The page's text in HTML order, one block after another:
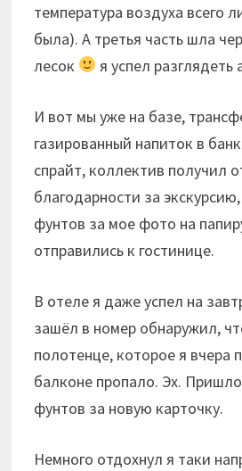
температура воздуха всего
была). А третья часть шла
лесок
я успел разглядеть
И вот мы уже на базе,
газированный напиток в
спрайт, коллектив получил
благодарности за
фунтов за мое фото на
отправились к гостинице.
В отеле я даже успел на
зашёл в номер обнаружил,
полотенце, которое я вчера
балконе пропало. Эх.
фунтов за новую карточку.
Немного отдохнул я таки